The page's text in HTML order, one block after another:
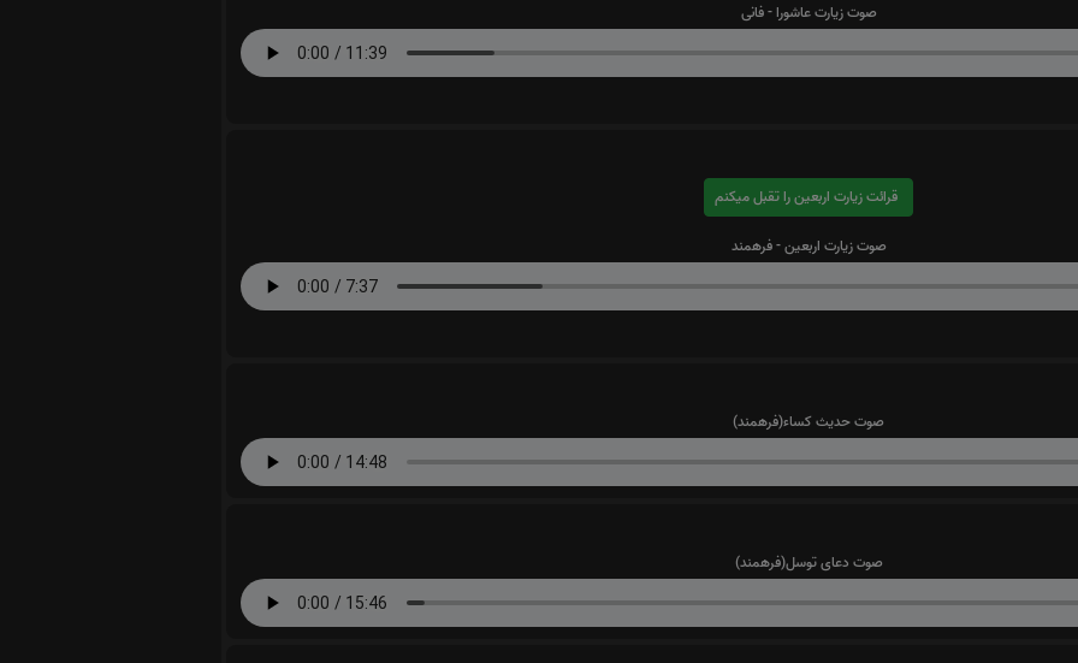
صوت زیارت عاشورا - فانی
قرائت زیارت اربعین را تقبل میکنم
صوت زیارت اربعین - فرهمند
صوت حدیث کساء(فرهمند)
صوت دعای توسل(فرهمند)